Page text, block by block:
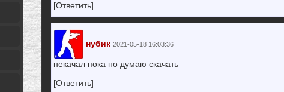
[Ответить]
нубик 2021-05-18 16:03:36
некачал пока но думаю скачать
[Ответить]